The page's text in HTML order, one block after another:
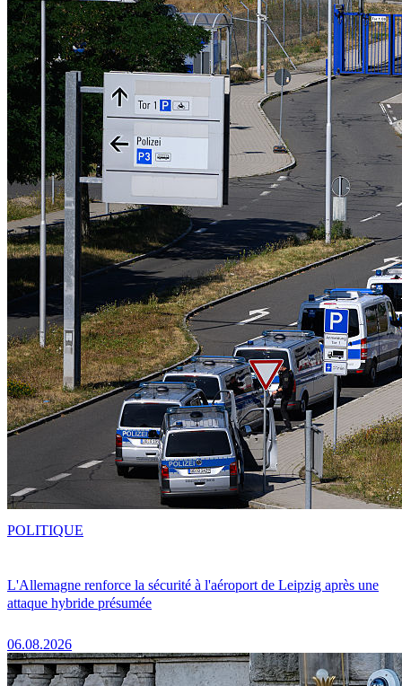
L'Allemagne renforce la sécurité à l'aéroport de Leipzig après une
attaque hybride présumée
06.08.2026
POLITIQUE